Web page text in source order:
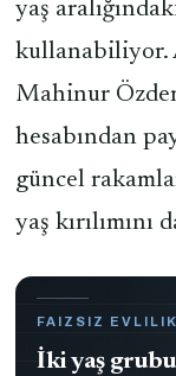
yaş
kullanabiliyor.
Mahinur
hesabından
güncel
yaş kırılımını
FAIZSIZ
İki yaş